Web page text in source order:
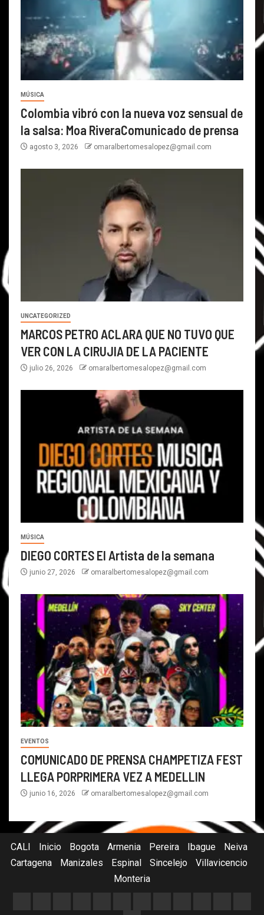
MÚSICA
Colombia vibró con la nueva voz sensual de
la salsa: Moa RiveraComunicado de prensa
agosto 3, 2026 omaralbertomesalopez@gmail.com
UNCATEGORIZED
MARCOS PETRO ACLARA QUE NO TUVO QUE
VER CON LA CIRUJIA DE LA PACIENTE
julio 26, 2026 omaralbertomesalopez@gmail.com
MÚSICA
DIEGO CORTES El Artista de la semana
junio 27, 2026 omaralbertomesalopez@gmail.com
EVENTOS
COMUNICADO DE PRENSA CHAMPETIZA FEST
LLEGA PORPRIMERA VEZ A MEDELLIN
junio 16, 2026 omaralbertomesalopez@gmail.com
CALI Inicio Bogota Armenia Pereira Ibague
Neiva
Cartagena
Manizales Espinal Sincelejo
Villavicencio
Monteria